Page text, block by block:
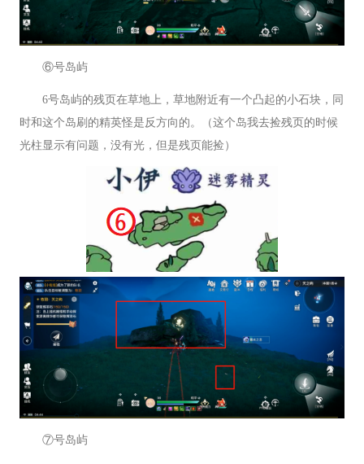
⑥号岛屿
6号岛屿的残页在草地上，草地附近有一个凸起的小石块，同
时和这个岛刷的精英怪是反方向的。（这个岛我去捡残页的时候
光柱显示有问题，没有光，但是残页能捡）
⑦号岛屿